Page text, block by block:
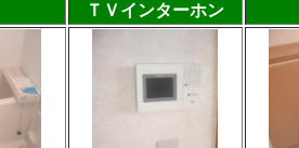
ＴＶインターホン